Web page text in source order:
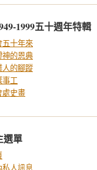
1999五十週年特輯
五十年來
神的恩典
人的腳蹤
事工
處史畫
選單
私人訊息